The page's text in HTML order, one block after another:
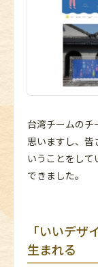
台湾チームのチ
思いますし、皆
いうことをし
できました。
「いいデ
生まれる